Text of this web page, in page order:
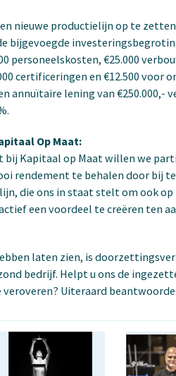
nieuwe productielijn op te
bijgevoegde
personeelskosten, €25.000
certificeringen en €12.500 voor
annuïtaire lening van €250.000,-
Op Maat:
bij Kapitaal op Maat willen we
rendement te behalen door bij
die ons in staat stelt om ook
een voordeel te creëren ten
laten zien, is
bedrijf. Helpt u ons de
Uiteraard